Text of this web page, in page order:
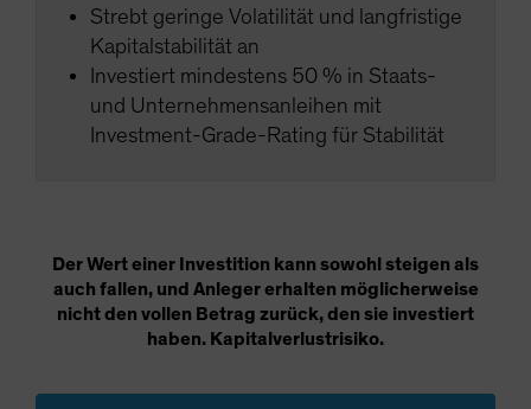
Strebt geringe Volatilität und langfristige
Kapitalstabilität an
Investiert mindestens 50 % in Staats-
und Unternehmensanleihen mit
Investment-Grade-Rating für Stabilität
Der Wert einer Investition kann sowohl steigen als
auch fallen, und Anleger erhalten möglicherweise
nicht den vollen Betrag zurück, den sie investiert
haben. Kapitalverlustrisiko.